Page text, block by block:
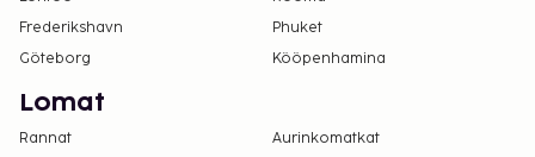
Uima-allasta voi käyttää klo 8.00–20.00.
Yksi korkeintaan 2 vuotta vanha lapsi voi
vanhemman tai huoltajan huoneessa olevia
sänkyjä.
Frederikshavn
Phuket
Göteborg
Kööpenhamina
Lomat
Rannat
Aurinkomatkat